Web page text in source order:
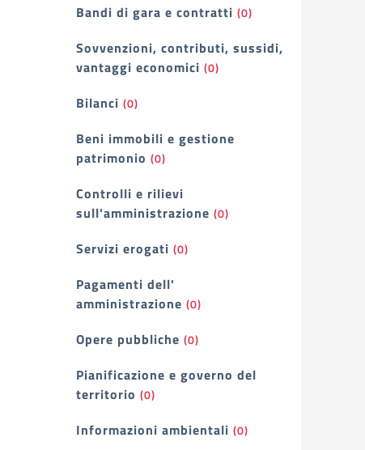
Bandi di gara e contratti (0)
Sovvenzioni, contributi, sussidi,
vantaggi economici (0)
Bilanci (0)
Beni immobili e gestione
patrimonio (0)
Controlli e rilievi
sull'amministrazione (0)
Servizi erogati (0)
Pagamenti dell'
amministrazione (0)
Opere pubbliche (0)
Pianificazione e governo del
territorio (0)
Informazioni ambientali (0)